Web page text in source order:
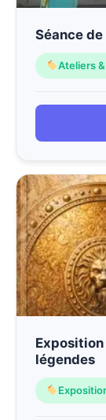
Séance
Ateliers
légendes